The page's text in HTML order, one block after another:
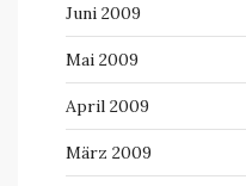
Juni 2009
Mai 2009
April 2009
März 2009